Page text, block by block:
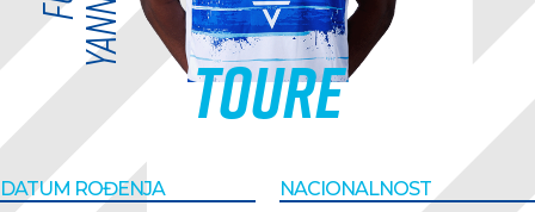
Toure
DATUM ROĐENJA NACIONALNOST